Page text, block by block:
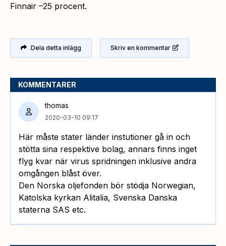
Finnair –25 procent.
Dela detta inlägg Skriv en kommentar
KOMMENTARER
thomas
2020-03-10 09:17
Här måste stater länder instutioner gå in och
stötta sina respektive bolag, annars finns inget
flyg kvar när virus spridningen inklusive andra
omgången blåst över.
Den Norska oljefonden bör stödja Norwegian,
Katolska kyrkan Alitalia, Svenska Danska
staterna SAS etc.